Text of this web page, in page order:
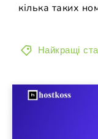
кілька таких
Найкращі